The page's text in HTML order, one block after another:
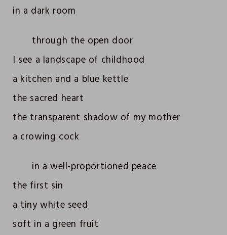
in a dark room
through the open door
I see a landscape of childhood
a kitchen and a blue kettle
the sacred heart
the transparent shadow of my mother
a crowing cock
in a well-proportioned peace
the first sin
a tiny white seed
soft in a green fruit